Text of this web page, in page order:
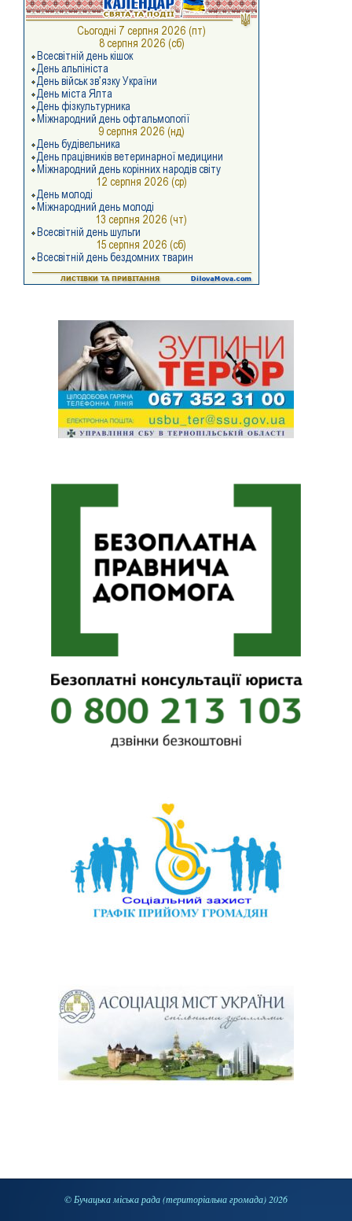
© Бучацька міська рада (територіальна громада) 2026